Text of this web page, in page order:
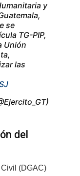
y
se
TG-PIP,
Unión
las
del
(DGAC)